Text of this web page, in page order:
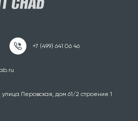
улица Перовская, дом 61/2 строение 1